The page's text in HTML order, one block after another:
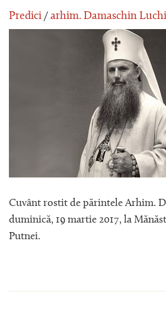
Predici / arhim. Damaschin
Cuvânt rostit de părintele Arhim.
duminică, 19 martie 2017, la
Putnei.